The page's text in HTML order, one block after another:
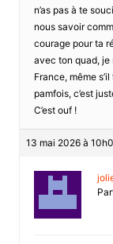
n’as pas à te
nous savoir
courage pour ta
avec ton quad, je
France, même
pamfois, c’est
C’est ouf !
13 mai 2026 à